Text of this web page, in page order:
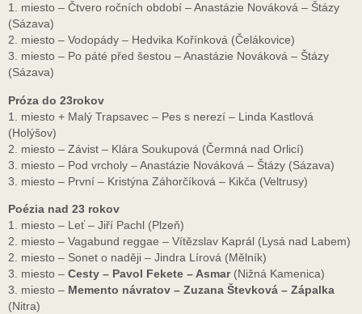
1. miesto – Čtvero ročních období – Anastázie Nováková – Štázy
(Sázava)
2. miesto – Vodopády – Hedvika Kořínková (Čelákovice)
3. miesto – Po páté před šestou – Anastázie Nováková – Štázy
(Sázava)
Próza do 23rokov
1. miesto + Malý Trapsavec – Pes s nerezí – Linda Kastlová
(Holýšov)
2. miesto – Závist – Klára Soukupová (Čermná nad Orlicí)
3. miesto – Pod vrcholy – Anastázie Nováková – Štázy (Sázava)
3. miesto – První – Kristýna Záhorčíková – Kikča (Veltrusy)
Poézia nad 23 rokov
1. miesto – Leť – Jiří Pachl (Plzeň)
2. miesto – Vagabund reggae – Vítězslav Kaprál (Lysá nad Labem)
2. miesto – Sonet o naději – Jindra Lírová (Mělník)
3. miesto – Cesty – Pavol Fekete – Asmar(Nižná Kamenica)
3. miesto – Memento návratov – Zuzana Števková – Zápalka
(Nitra)